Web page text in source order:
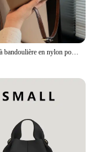
Petit sac à bandoulière en nylon pour femme, sac à main perfectionné, sac à bandoulière pour femme, poche étudiante, mode